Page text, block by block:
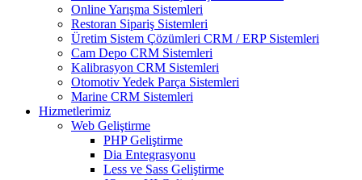
Online Yarışma Sistemleri
Restoran Sipariş Sistemleri
Üretim Sistem Çözümleri CRM / ERP Sistemleri
Cam Depo CRM Sistemleri
Kalibrasyon CRM Sistemleri
Otomotiv Yedek Parça Sistemleri
Marine CRM Sistemleri
Hizmetlerimiz
Web Geliştirme
PHP Geliştirme
Dia Entegrasyonu
Less ve Sass Geliştirme